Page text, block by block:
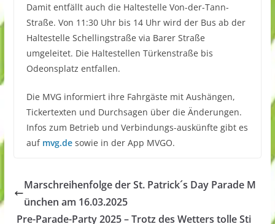
Damit entfällt auch die Haltestelle Von-der-Tann-
Straße. Von 11:30 Uhr bis 14 Uhr wird der Bus ab der
Haltestelle Schellingstraße via Barer Straße
umgeleitet. Die Haltestellen Türkenstraße bis
Odeonsplatz entfallen.
Die MVG informiert ihre Fahrgäste mit Aushängen,
Tickertexten und Durchsagen über die Änderungen.
Infos zum Betrieb und Verbindungs-auskünfte gibt es
auf mvg.desowie in der App MVGO.
Marschreihenfolge der St. Patrick´s Day Parade M
ünchen am 16.03.2025
Pre-Parade-Party 2025 – Trotz des Wetters tolle Sti